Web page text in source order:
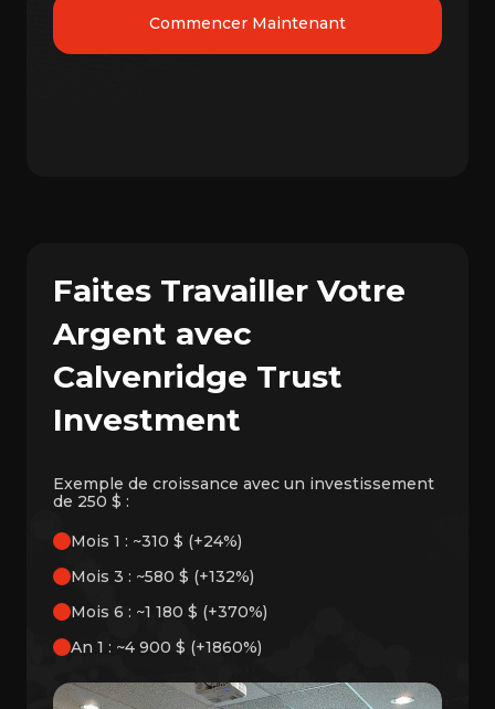
Commencer Maintenant
Faites Travailler Votre
Argent avec
Calvenridge Trust
Investment
Exemple de croissance avec un investissement
de 250 $ :
Mois 1 : ~310 $ (+24%)
Mois 3 : ~580 $ (+132%)
Mois 6 : ~1 180 $ (+370%)
An 1 : ~4 900 $ (+1860%)